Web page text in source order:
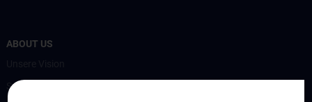
ABOUT US
Spenden. Forschen. Heilen.